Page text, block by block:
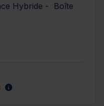
Hybride - Boîte